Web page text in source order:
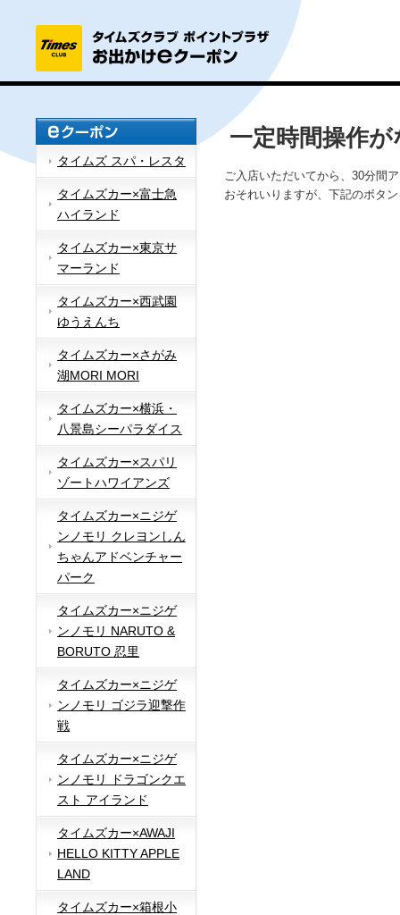
タイムズ スパ・レスタ
タイムズカー×富士急
ハイランド
タイムズカー×東京サ
マーランド
タイムズカー×西武園
ゆうえんち
タイムズカー×さがみ
湖MORI MORI
タイムズカー×横浜・
八景島シーパラダイス
タイムズカー×スパリ
ゾートハワイアンズ
タイムズカー×ニジゲ
ンノモリ クレヨンしん
ちゃんアドベンチャー
パーク
タイムズカー×ニジゲ
ンノモリ NARUTO &
BORUTO 忍里
タイムズカー×ニジゲ
ンノモリ ゴジラ迎撃作
戦
タイムズカー×ニジゲ
ンノモリ ドラゴンクエ
スト アイランド
タイムズカー×AWAJI
HELLO KITTY APPLE
LAND
タイムズカー×箱根小
一定時間操作
ご入店いただいてから、30分間
おそれいりますが、下記のボタ